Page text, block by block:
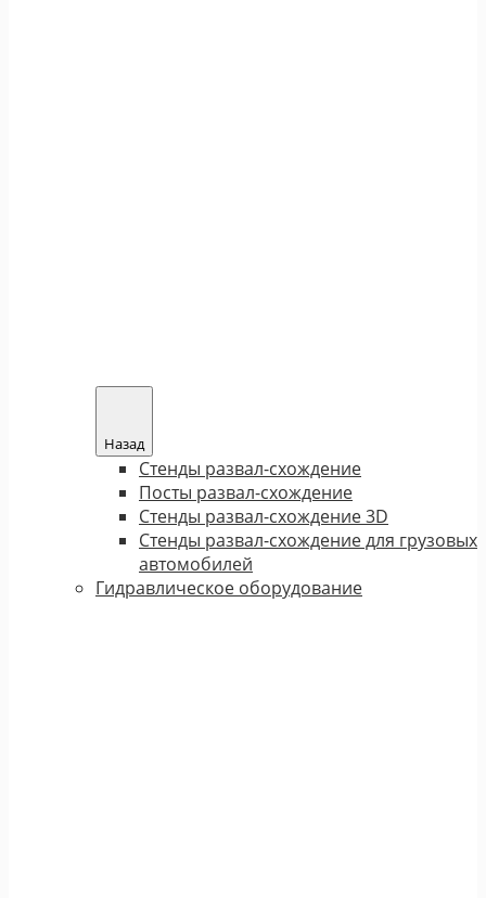
Назад
Стенды развал-схождение
Посты развал-схождение
Стенды развал-схождение 3D
Стенды развал-схождение для грузовых
автомобилей
Гидравлическое оборудование